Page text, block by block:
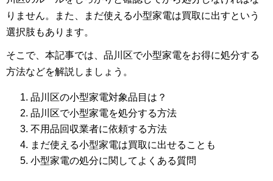
りません。また、まだ使える小型家電は買取に出すという
選択肢もあります。
そこで、本記事では、品川区で小型家電をお得に処分する
方法などを解説しましょう。
品川区の小型家電対象品目は？
品川区で小型家電を処分する方法
不用品回収業者に依頼する方法
まだ使える小型家電は買取に出せることも
小型家電の処分に関してよくある質問